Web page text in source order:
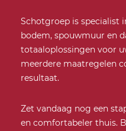
Schotgroep is specialist
bodem, spouwmuur en
totaaloplossingen voor
meerdere maatregelen
resultaat.
Zet vandaag nog een
en comfortabeler thuis.